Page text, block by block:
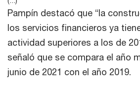
Pampín destacó que “la
los servicios financieros ya
actividad superiores a los de
señaló que se compara el año
junio de 2021 con el año 2019.